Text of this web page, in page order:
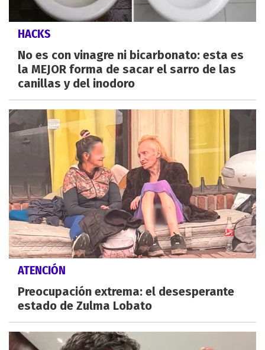
HACKS
No es con vinagre ni bicarbonato: esta es
la MEJOR forma de sacar el sarro de las
canillas y del inodoro
ATENCIÓN
Preocupación extrema: el desesperante
estado de Zulma Lobato